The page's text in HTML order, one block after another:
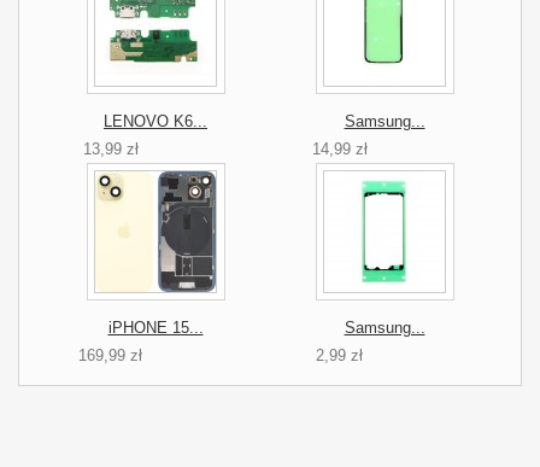
LENOVO K6...
13,99 zł
Samsung...
14,99 zł
iPHONE 15...
169,99 zł
Samsung...
2,99 zł